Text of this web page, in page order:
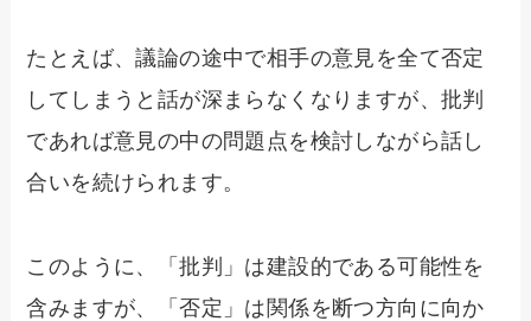
たとえば、議論の途中で相手の意見を全て否定
してしまうと話が深まらなくなりますが、批判
であれば意見の中の問題点を検討しながら話し
合いを続けられます。
このように、「批判」は建設的である可能性を
含みますが、「否定」は関係を断つ方向に向か